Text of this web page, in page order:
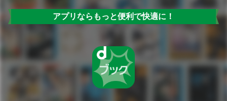
アプリならもっと便利で快適に！